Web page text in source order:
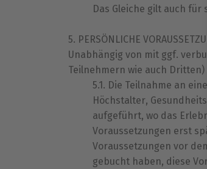
Das Gleiche gilt auch
PERSÖNLICHE
Unabhängig von mit ggf.
Teilnehmern wie auch Dritten)
Die Teilnahme an
Höchstalter,
aufgeführt, wo das
Voraussetzungen erst
Voraussetzungen vor
gebucht haben, diese